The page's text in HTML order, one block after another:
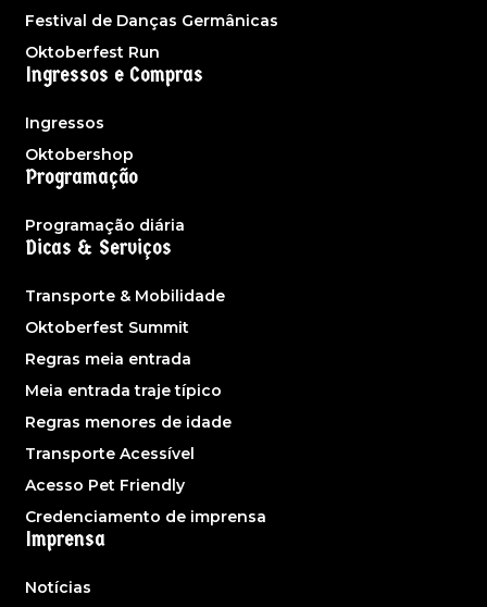
Festival de Danças Germânicas
Oktoberfest Run
Ingressos e Compras
Ingressos
Oktobershop
Programação
Programação diária
Dicas & Serviços
Transporte & Mobilidade
Oktoberfest Summit
Regras meia entrada
Meia entrada traje típico
Regras menores de idade
Transporte Acessível
Acesso Pet Friendly
Credenciamento de imprensa
Imprensa
Notícias